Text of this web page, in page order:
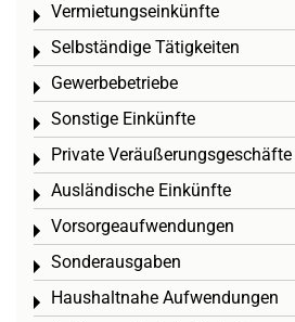
Vermietungseinkünfte
Toggle menu
Selbständige Tätigkeiten
Toggle menu
Gewerbebetriebe
Toggle menu
Sonstige Einkünfte
Toggle menu
Private Veräußerungsgeschäfte
Toggle menu
Ausländische Einkünfte
Toggle menu
Vorsorgeaufwendungen
Toggle menu
Sonderausgaben
Toggle menu
Haushaltnahe Aufwendungen
Toggle menu